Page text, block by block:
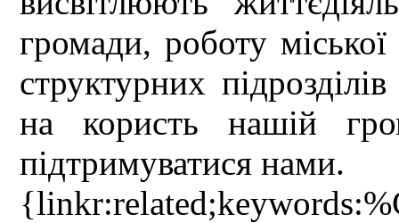
громади, роботу міської
структурних
на користь нашій
підтримуватися нами.